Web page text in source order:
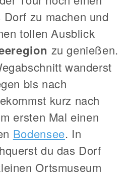
zu machen und
tollen Ausblick
zu genießen.
wanderst
bis nach
kurz nach
ersten Mal einen
Bodensee. In
du das Dorf
Ortsmuseum